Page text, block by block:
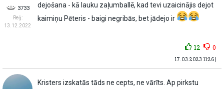
3733
Reģ:
13.12.2022
dejošana - kā lauku zaļumballē, kad tevi uzaicinājis dejot
kaimiņu Pēteris - baigi negribās, bet jādejo ir
12 0
17.03.2023 11:26 |
Kristers izskatās tāds ne cepts, ne vārīts. Ap pirkstu